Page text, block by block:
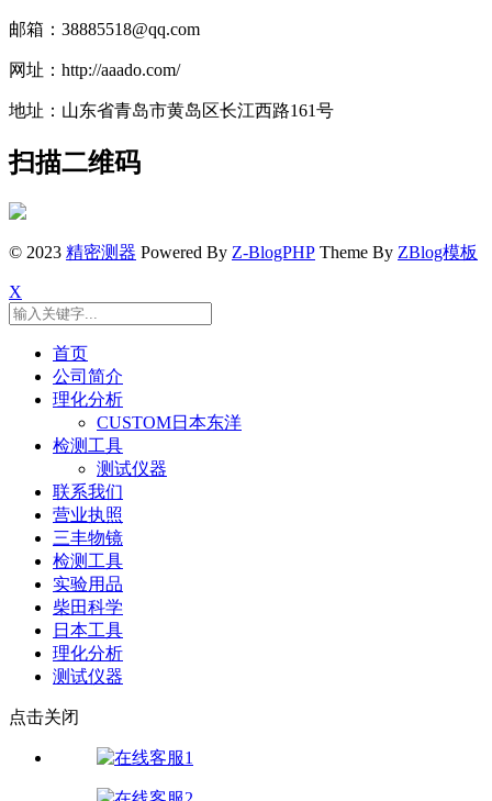
邮箱：38885518@qq.com
网址：http://aaado.com/
地址：山东省青岛市黄岛区长江西路161号
扫描二维码
© 2023 精密测器 Powered By Z-BlogPHP Theme By ZBlog模板
X
首页
公司简介
理化分析
CUSTOM日本东洋
检测工具
测试仪器
联系我们
营业执照
三丰物镜
检测工具
实验用品
柴田科学
日本工具
理化分析
测试仪器
点击关闭